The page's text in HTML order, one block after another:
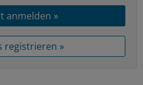
anmelden »
registrieren »